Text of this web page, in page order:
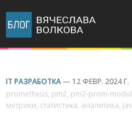
IT РАЗРАБОТКА — 12 ФЕВР. 2024 Г.
prometheus, pm2, pm2-prom-
метрики, статистика, аналитика,